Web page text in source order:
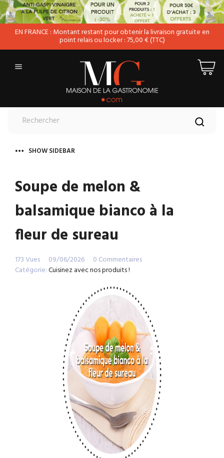
EN FRANCE : Montant restant pour obtenir la livraison gratuite en
point relais ou locker : 75,00 € (TTC)

SHOW SIDEBAR
Soupe de melon &
balsamique bianco à la
fleur de sureau
173 Vues 09/06/2026
0 Commentaires
Catégorie:Cuisinez avec nos produits !